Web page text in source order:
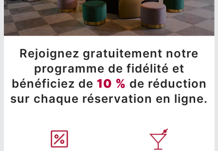
Rejoignez gratuitement notre
programme de fidélité et
bénéficiez de 10 % de réduction
sur chaque réservation en ligne.